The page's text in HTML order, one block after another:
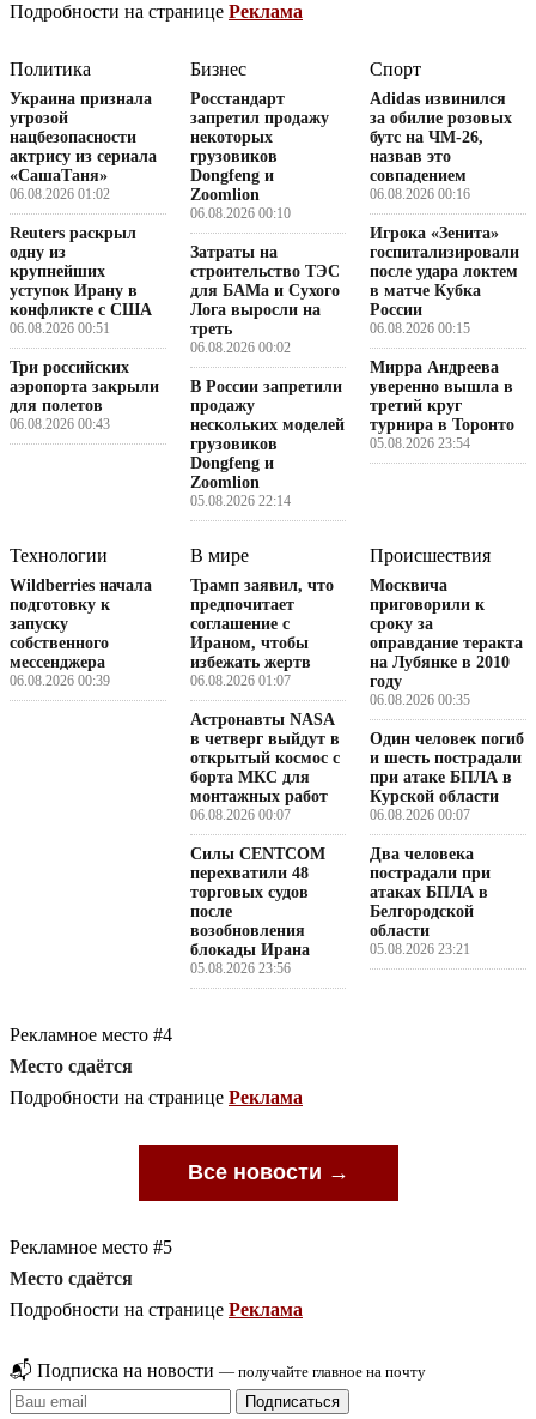
Подробности на странице Реклама
Политика
Украина признала
угрозой
нацбезопасности
актрису из сериала
«СашаТаня»
06.08.2026 01:02
Reuters раскрыл
одну из
крупнейших
уступок Ирану в
конфликте с США
06.08.2026 00:51
Три российских
аэропорта закрыли
для полетов
06.08.2026 00:43
Бизнес
Росстандарт
запретил продажу
некоторых
грузовиков
Dongfeng и
Zoomlion
06.08.2026 00:10
Затраты на
строительство ТЭС
для БАМа и Сухого
Лога выросли на
треть
06.08.2026 00:02
В России запретили
продажу
нескольких моделей
грузовиков
Dongfeng и
Zoomlion
05.08.2026 22:14
Спорт
Adidas извинился
за обилие розовых
бутс на ЧМ-26,
назвав это
совпадением
06.08.2026 00:16
Игрока «Зенита»
госпитализировали
после удара локтем
в матче Кубка
России
06.08.2026 00:15
Мирра Андреева
уверенно вышла в
третий круг
турнира в Торонто
05.08.2026 23:54
Технологии
Wildberries начала
подготовку к
запуску
собственного
мессенджера
06.08.2026 00:39
В мире
Трамп заявил, что
предпочитает
соглашение с
Ираном, чтобы
избежать жертв
06.08.2026 01:07
Астронавты NASA
в четверг выйдут в
открытый космос с
борта МКС для
монтажных работ
06.08.2026 00:07
Силы CENTCOM
перехватили 48
торговых судов
после
возобновления
блокады Ирана
05.08.2026 23:56
Происшествия
Москвича
приговорили к
сроку за
оправдание теракта
на Лубянке в 2010
году
06.08.2026 00:35
Один человек погиб
и шесть пострадали
при атаке БПЛА в
Курской области
06.08.2026 00:07
Два человека
пострадали при
атаках БПЛА в
Белгородской
области
05.08.2026 23:21
Рекламное место #4
Место сдаётся
Подробности на странице Реклама
Все новости →
Рекламное место #5
Место сдаётся
Подробности на странице Реклама
📬 Подписка на новости — получайте главное на почту
Подписаться